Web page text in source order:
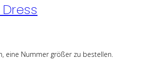
eine Nummer größer zu bestellen.